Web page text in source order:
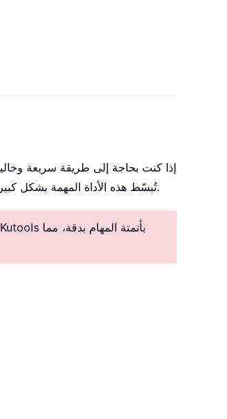
إذا كنت بحاجة إلى طريقة سريعة
. تُبسّط هذه الأداة المهمة بشكل كبير، وتتيح لك التخلص من الصفوف الفارغة بنقرة واحدة فقط، مما يجنبك اللجوء إلى طرق أكثر تعقيدًا.